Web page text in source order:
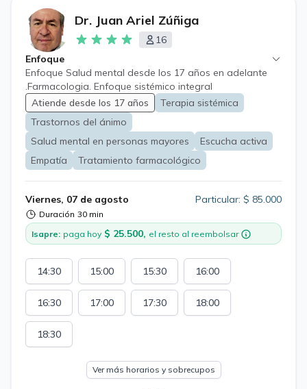
Dr. Juan Ariel Zúñiga
16
Enfoque
Enfoque Salud mental desde los 17 años en adelante
.Farmacologia. Enfoque sistémico integral
Atiende desde los 17 años
Terapia sistémica
Trastornos del ánimo
Salud mental en personas mayores
Escucha activa
Empatía
Tratamiento farmacológico
Viernes, 07 de agosto
Duración 30 min
Particular: $ 85.000
Isapre: paga hoy $ 25.500, el resto al reembolsar
14:30 15:00 15:30 16:00
16:30 17:00 17:30 18:00
18:30
Ver más horarios y sobrecupos